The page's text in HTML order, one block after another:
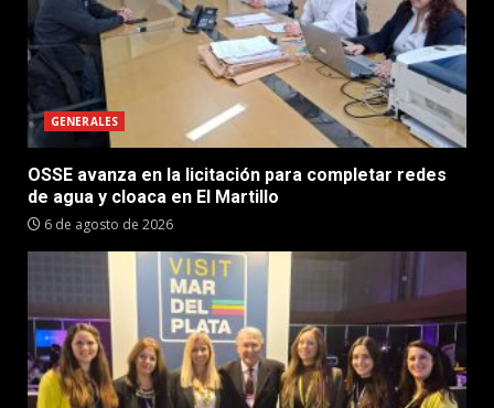
GENERALES
OSSE avanza en la licitación para completar redes
de agua y cloaca en El Martillo
6 de agosto de 2026